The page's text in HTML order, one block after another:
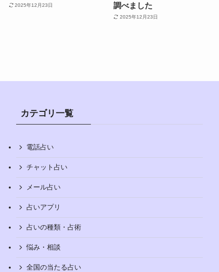
2025年12月23日
調べました
2025年12月23日
カテゴリ一覧
電話占い
チャット占い
メール占い
占いアプリ
占いの種類・占術
悩み・相談
全国の当たる占い